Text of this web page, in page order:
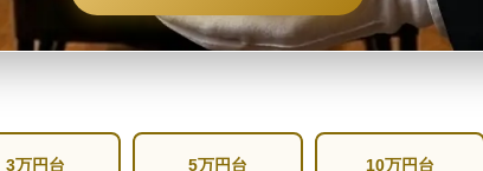
3万円台 5万円台 10万円台